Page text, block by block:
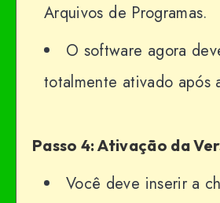
Arquivos de Programas.
O software agora
totalmente ativado após
Passo 4: Ativação da
Você deve inserir a